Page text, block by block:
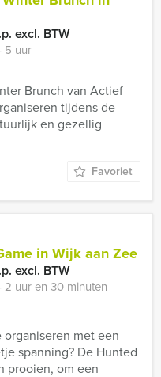
excl. BTW
5 uur
Brunch van Actief
tijdens de
en gezellig
Favoriet
in Wijk aan Zee
excl. BTW
2 uur en 30 minuten
met een
spanning? De Hunted
prooien, om een